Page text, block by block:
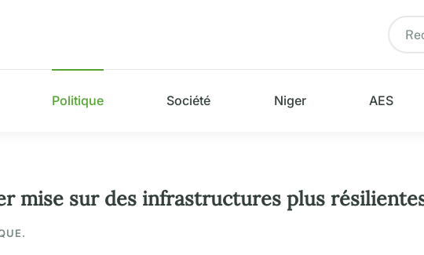
Politique Société Niger AES
mise sur des infrastructures plus